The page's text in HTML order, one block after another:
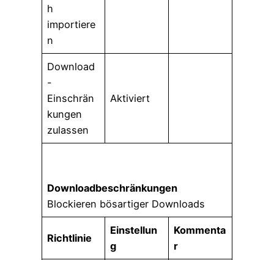
h
importiere
n
Download
-
Einschrän
kungen
zulassen
Aktiviert
Downloadbeschränkungen
Blockieren bösartiger Downloads
Richtlinie
Einstellun
g
Kommenta
r